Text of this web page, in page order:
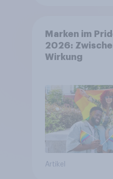
Marken im
2026:
Wirkung
Artikel